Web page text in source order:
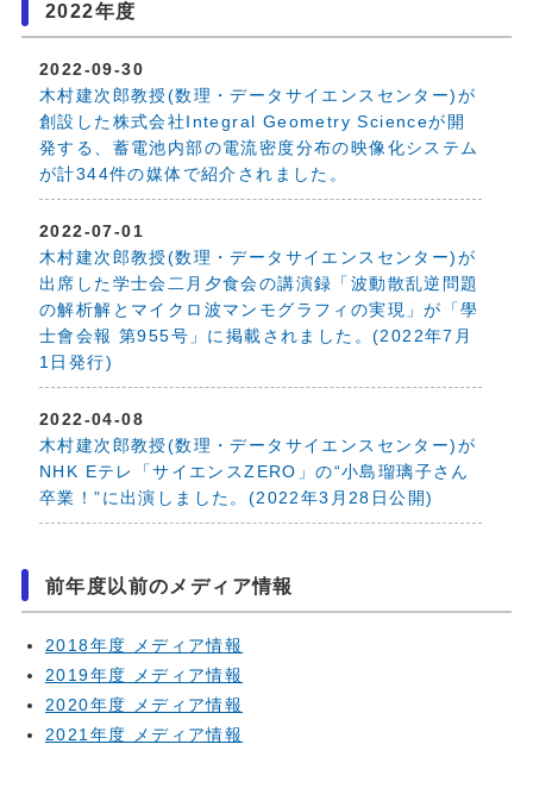
2022年度
2022-09-30
木村建次郎教授(数理・データサイエンスセンター)が
創設した株式会社Integral Geometry Scienceが開
発する、蓄電池内部の電流密度分布の映像化システム
が計344件の媒体で紹介されました。
2022-07-01
木村建次郎教授(数理・データサイエンスセンター)が
出席した学士会二月夕食会の講演録「波動散乱逆問題
の解析解とマイクロ波マンモグラフィの実現」が「學
士會会報 第955号」に掲載されました。(2022年7月
1日発行)
2022-04-08
木村建次郎教授(数理・データサイエンスセンター)が
NHK Eテレ「サイエンスZERO」の“小島瑠璃子さん
卒業！”に出演しました。(2022年3月28日公開)
前年度以前のメディア情報
2018年度 メディア情報
2019年度 メディア情報
2020年度 メディア情報
2021年度 メディア情報